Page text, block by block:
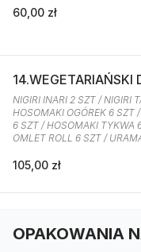
60,00 zł
14.WEGETARIAŃSKI
NIGIRI INARI 2 SZT / NIGIRI
HOSOMAKI OGÓREK 6 SZT
6 SZT / HOSOMAKI TYKWA
OMLET ROLL 6 SZT /
105,00 zł
OPAKOWANIA